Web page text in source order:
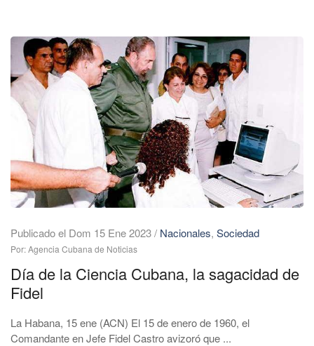
Publicado el Dom 15 Ene 2023/ Nacionales, Sociedad
Por: Agencia Cubana de Noticias
Día de la Ciencia Cubana, la sagacidad de
Fidel
La Habana, 15 ene (ACN) El 15 de enero de 1960, el
Comandante en Jefe Fidel Castro avizoró que ...